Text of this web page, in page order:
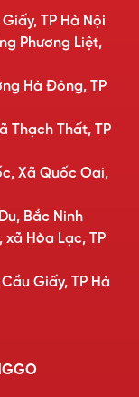
TP Hà Nội
Phương Liệt,
Hà Đông, TP
Thạch Thất, TP
Xã Quốc Oai,
Bắc Ninh
xã Hòa Lạc, TP
Giấy, TP Hà